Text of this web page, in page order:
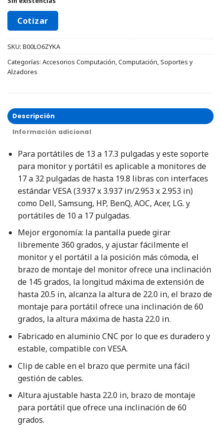
Cotizar
SKU: B00LO6ZYKA
Categorías: Accesorios Computación,Computación,Soportes y
Alzadores
Descripción
Información adicional
Para portátiles de 13 a 17.3 pulgadas y este soporte
para monitor y portátil es aplicable a monitores de
17 a 32 pulgadas de hasta 19.8 libras con interfaces
estándar VESA (3.937 x 3.937 in/2.953 x 2.953 in)
como Dell, Samsung, HP, BenQ, AOC, Acer, LG. y
portátiles de 10 a 17 pulgadas.
Mejor ergonomía: la pantalla puede girar
libremente 360 grados, y ajustar fácilmente el
monitor y el portátil a la posición más cómoda, el
brazo de montaje del monitor ofrece una inclinación
de 145 grados, la longitud máxima de extensión de
hasta 20.5 in, alcanza la altura de 22.0 in, el brazo de
montaje para portátil ofrece una inclinación de 60
grados, la altura máxima de hasta 22.0 in.
Fabricado en aluminio CNC por lo que es duradero y
estable, compatible con VESA.
Clip de cable en el brazo que permite una fácil
gestión de cables.
Altura ajustable hasta 22.0 in, brazo de montaje
para portátil que ofrece una inclinación de 60
grados.